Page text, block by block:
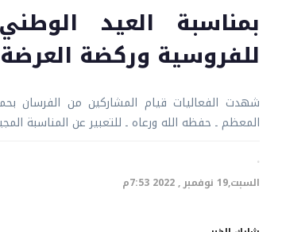
للفروسية وركضة
شهدت الفعاليات قيام المشاركين من الفرسان
المعظم ـ حفظه الله ورعاه ـ للتعبير عن المناسبة
·
السبت,19 نوفمبر , 2022 7:53م